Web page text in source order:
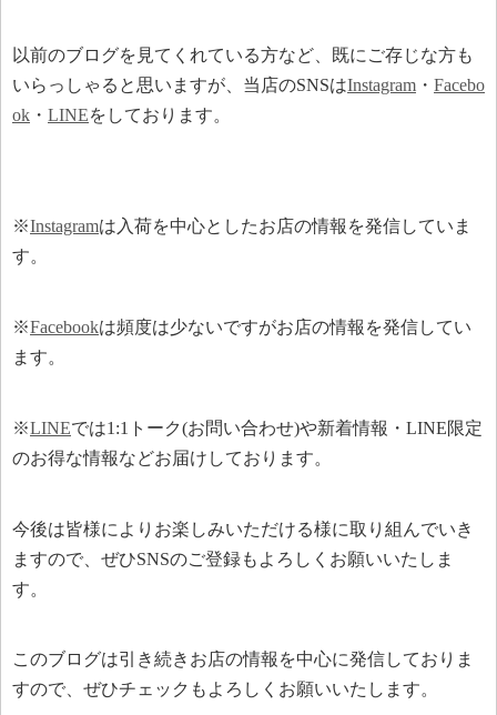
以前のブログを見てくれている方など、既にご存じな方も
いらっしゃると思いますが、当店のSNSはInstagram ・ Facebo
ok ・ LINEをしております。
※Instagramは入荷を中心としたお店の情報を発信していま
す。
※Facebookは頻度は少ないですがお店の情報を発信してい
ます。
※LINEでは1:1トーク(お問い合わせ)や新着情報・LINE限定
のお得な情報などお届けしております。
今後は皆様によりお楽しみいただける様に取り組んでいき
ますので、ぜひSNSのご登録もよろしくお願いいたしま
す。
このブログは引き続きお店の情報を中心に発信しておりま
すので、ぜひチェックもよろしくお願いいたします。